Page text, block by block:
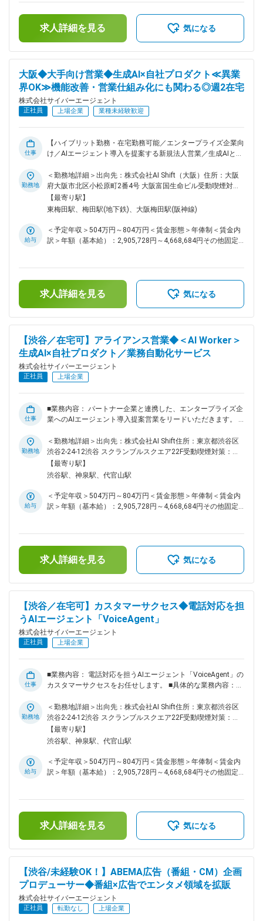
行 ・AIエージェント導入提案 ・顧客課題を起点に、PoC・新
機能企画をエンジニアと連携して推進 ・営業チームの仕組み
化・戦略立案・効率化施策の実行 ※商談は1日3～5件。マーケ
ティングチームがリード獲得を担い、提案に集中できる環境で
す。 ■環境について： ・従業員数：75名／平均年齢：29歳 ・
中途：約55%、新卒：約45% ・男性：約80%、女性：約20%
出社と在宅を合わせたハイブリット型の勤務形態です。 ・出
社日：火・木・金 ・在宅日(推奨)：月・水 ■ポジションの魅
力： ・生成AIという最先端の領域でトッププレイヤーを目指
せる ・大手顧客、経営層などの上位レイヤーへの提案経験を
を活用したセールス経験を積むことができる ・組織のグロー
スフェーズに携わることができる ■出向先情報： 株式会社AI
務地（本社）：東京都渋谷区渋谷2-24-12渋谷スクランブルス
クエア22F ▼会社HP https://www.ai-shift.co.jp/ ▼公式note
割）（一律手当を含む）＜昇給有無＞有＜残業手当＞有＜給与
補足＞※給与は経験、能力、スキル等を考慮し、当社規定によ
り決定します。※半期ごとの目標管理制度を導入しており、評
業手当46時間分。超過分は別途支給します。■給与改定（年2
回）賃金はあくまでも目安の金額であり、選考を通じて上下す
る可能性があります。月給(月額)は固定手当を含めた表記で
す。
求人詳細を見る 気になる
大阪◆大手向け営業◆生成AI×自社プロダクト≪異業
界OK≫機能改善・営業仕組み化にも関わる◎週2在宅
株式会社サイバーエージェント
正社員 上場企業 業種未経験歓迎
仕事
【ハイブリット勤務・在宅勤務可能／エンタープライズ企業向
け／AIエージェント導入を提案する新規法人営業／生成AIとい
容： エンタープライズ企業向けに、AIエージェント導入を提
案する新規法人営業をお任せします。AIを通じて企業の業務変
革をリードし、「生成AIを武器にする営業」を実践いただきま
す。 サイバーエージェントグループ内でもAI導入が積極的に
果があるのか等、実例が伝えることができ提案しやすい環境で
もあります。 また、提案内容については一気通貫でのご支援/
AIエージェント導入提案 ・顧客課題を起点に、PoC・新機能企
画をエンジニアと連携して推進 ・営業チームの仕組み化・戦
略立案・効率化施策の実行 ※商談は1日3～5件。マーケティン
グチームがリード獲得を担い、提案に集中できる環境です。 ※
環境について： ・従業員数：75名／平均年齢：29歳 ・中途：
約55%、新卒：約45% ・男性：約80%、女性：約20% 出社と
在宅を合わせたハイブリット型の勤務形態です。 ・出社日：
火・木・金 ・在宅日(推奨)：月・水 ■ポジションの魅力： ・生
成AIという最先端の領域でトッププレイヤーを目指せる ・大
手顧客、経営層などの上位レイヤーへの提案経験を積むことが
セールス経験を積むことができる ・組織のグロースフェーズ
に携わることができる ■出向先情報： 株式会社AI Shiftへ在籍
社）：東京都渋谷区渋谷2-24-12渋谷スクランブルスクエア
22F ▼会社HP https://www.ai-shift.co.jp/ ▼公式note
勤務地
＜勤務地詳細＞出向先：株式会社AI Shift（大阪）住所：大阪
府大阪市北区小松原町2番4号 大阪富国生命ビル受動喫煙対
策：屋内全面禁煙変更の範囲：会社の定める事業所（リモート
ワーク含む）
【最寄り駅】
東梅田駅、梅田駅(地下鉄)、大阪梅田駅(阪神線)
給与
＜予定年収＞504万円～804万円＜賃金形態＞年俸制＜賃金内
訳＞年額（基本給）：2,905,728円～4,668,684円その他固定
割）（一律手当を含む）＜昇給有無＞有＜残業手当＞有＜給与
補足＞※給与は経験、能力、スキル等を考慮し、当社規定によ
り決定します。※半期ごとの目標管理制度を導入しており、評
業手当46時間分。超過分は別途支給します。■給与改定（年2
回）賃金はあくまでも目安の金額であり、選考を通じて上下す
る可能性があります。月給(月額)は固定手当を含めた表記で
す。
求人詳細を見る 気になる
【渋谷／在宅可】アライアンス営業◆＜AI Worker＞
生成AI×自社プロダクト／業務自動化サービス
株式会社サイバーエージェント
正社員 上場企業
仕事
■業務内容： パートナー企業と連携した、エンタープライズ企
業へのAIエージェント導入提案営業をリードいただきます。 ■
ージェントソリューションの販売網拡大 ・販売力強化とパー
トナーチャネルでの売上創出に向けたパートナー企業との関係
構築・アクティベーション施策の計画と実行 └パートナー企業
との戦略策定と施策実行、定例会議、パートナー企業営業担当
パートナー企業との連携によるエンドユーザー企業への提案営
業 など ■ポジションの魅力： ◎最先端のAI領域で、ビジネス
や販売チャネルを一緒に設計していくため、「市場をつくる
側」に立てるポジションです。 ◎圧倒的なスケールのインパ
クトを生み出せる 直販営業と異なり、アライアンスを通じた
ビジネスは「掛け算」で広がります。一社のパートナーを通じ
自分の動きが会社全体の成長に直結する、手応えの大きな仕事
です。 ◎サイバーエージェントの技術／営業アセット×クラウ
ドベンダー連携で、大型案件に勝ち筋を作れる サイバーエー
ジェントグループの強固な技術基盤・営業ネットワーク、そし
て主要クラウドベンダーとの連携により、大規模エンタープラ
イズ案件においても競合優位性を持って挑めます。 ◎営業×事
解、社内外のステークホルダー調整など、多面的なケイパビリ
ティが求められます。 中長期的なキャリアパスとして、事業
す。 ■出向先情報： 株式会社AI Shiftへ在籍出向となります。
出向先企業：株式会社AI Shift 勤務地（本社）：東京都渋谷区
渋谷2-24-12渋谷スクランブルスクエア22F ▼会社HP
https://www.ai-shift.co.jp/ ▼公式note
勤務地
＜勤務地詳細＞出向先：株式会社AI Shift住所：東京都渋谷区
渋谷2-24-12渋谷 スクランブルスクエア22F受動喫煙対策：屋
内全面禁煙変更の範囲：会社の定める事業所（リモートワーク
含む）
【最寄り駅】
渋谷駅、神泉駅、代官山駅
給与
＜予定年収＞504万円～804万円＜賃金形態＞年俸制＜賃金内
訳＞年額（基本給）：2,905,728円～4,668,684円その他固定
割）（一律手当を含む）＜昇給有無＞有＜残業手当＞有＜給与
補足＞※給与は経験、能力、スキル等を考慮し、当社規定によ
り決定します。※半期ごとの目標管理制度を導入しており、評
業手当46時間分。超過分は別途支給します。■給与改定（年2
回）賃金はあくまでも目安の金額であり、選考を通じて上下す
る可能性があります。月給(月額)は固定手当を含めた表記で
す。
求人詳細を見る 気になる
【渋谷／在宅可】カスタマーサクセス◆電話対応を担
うAIエージェント「VoiceAgent」
株式会社サイバーエージェント
正社員 上場企業
仕事
■業務内容： 電話対応を担うAIエージェント「VoiceAgent」の
カスタマーサクセスをお任せします。 ■具体的な業務内容：
成／スケジュール管理／その他顧客対応） ・リリース後のサ
ポート業務（レポート作成／定例会実施） ・追加の提案など
■ポジションの魅力： ・専属のAIチームやプロダクト開発チー
ムと顧客課題の解決を推進できる ・最新の生成AI・音声対話
で考えて提案、実行ができる大きな裁量のある環境 ■組織につ
いて： ・従業員数：75名 ・平均年齢：29歳 ・中途：約55%、
サービス企業でのカスタマーサクセスまたはアカウントマネジ
メント経験 ・既存顧客営業経験（アップセル・クロスセル提
案、追加受注獲得の実績） ・大手顧客を対象にした営業／プ
ロジェクト推進／アカウント対応経験 ・データ分析やレポー
トセンター／音声認識／IVRなどのドメイン知識 ■出向先情
報： 株式会社AI Shiftへ在籍出向となります。 出向先企業：株
式会社AI Shift 勤務地（本社）：東京都渋谷区渋谷2-24-12渋谷
スクランブルスクエア22F ▼会社HP https://www.ai-
shift.co.jp/ ▼公式note https://note.com/ai_shift 変更の範囲：
会社の定める業務
勤務地
＜勤務地詳細＞出向先：株式会社AI Shift住所：東京都渋谷区
渋谷2-24-12渋谷 スクランブルスクエア22F受動喫煙対策：屋
内全面禁煙変更の範囲：会社の定める事業所（リモートワーク
含む）
【最寄り駅】
渋谷駅、神泉駅、代官山駅
給与
＜予定年収＞504万円～804万円＜賃金形態＞年俸制＜賃金内
訳＞年額（基本給）：2,905,728円～4,668,684円その他固定
割）（一律手当を含む）＜昇給有無＞有＜残業手当＞有＜給与
補足＞※給与は経験、能力、スキル等を考慮し、当社規定によ
り決定します。※半期ごとの目標管理制度を導入しており、評
業手当46時間分。超過分は別途支給します。■給与改定（年2
回）賃金はあくまでも目安の金額であり、選考を通じて上下す
る可能性があります。月給(月額)は固定手当を含めた表記で
す。
求人詳細を見る 気になる
【渋谷/未経験OK！】ABEMA広告（番組・CM）企画
プロデューサー◆番組×広告でエンタメ領域を拡販
株式会社サイバーエージェント
正社員 転勤なし 上場企業